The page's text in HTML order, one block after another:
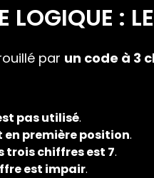
LOGIQUE :
par un code à 3
pas utilisé.
en première position.
trois chiffres est 7.
est impair.